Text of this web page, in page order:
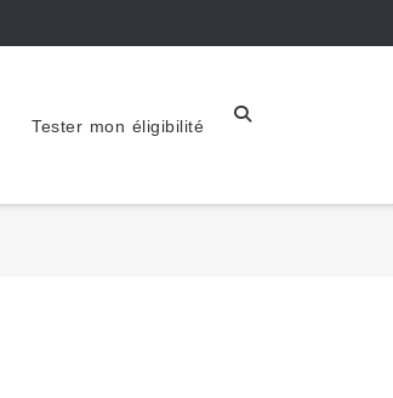
Tester mon éligibilité